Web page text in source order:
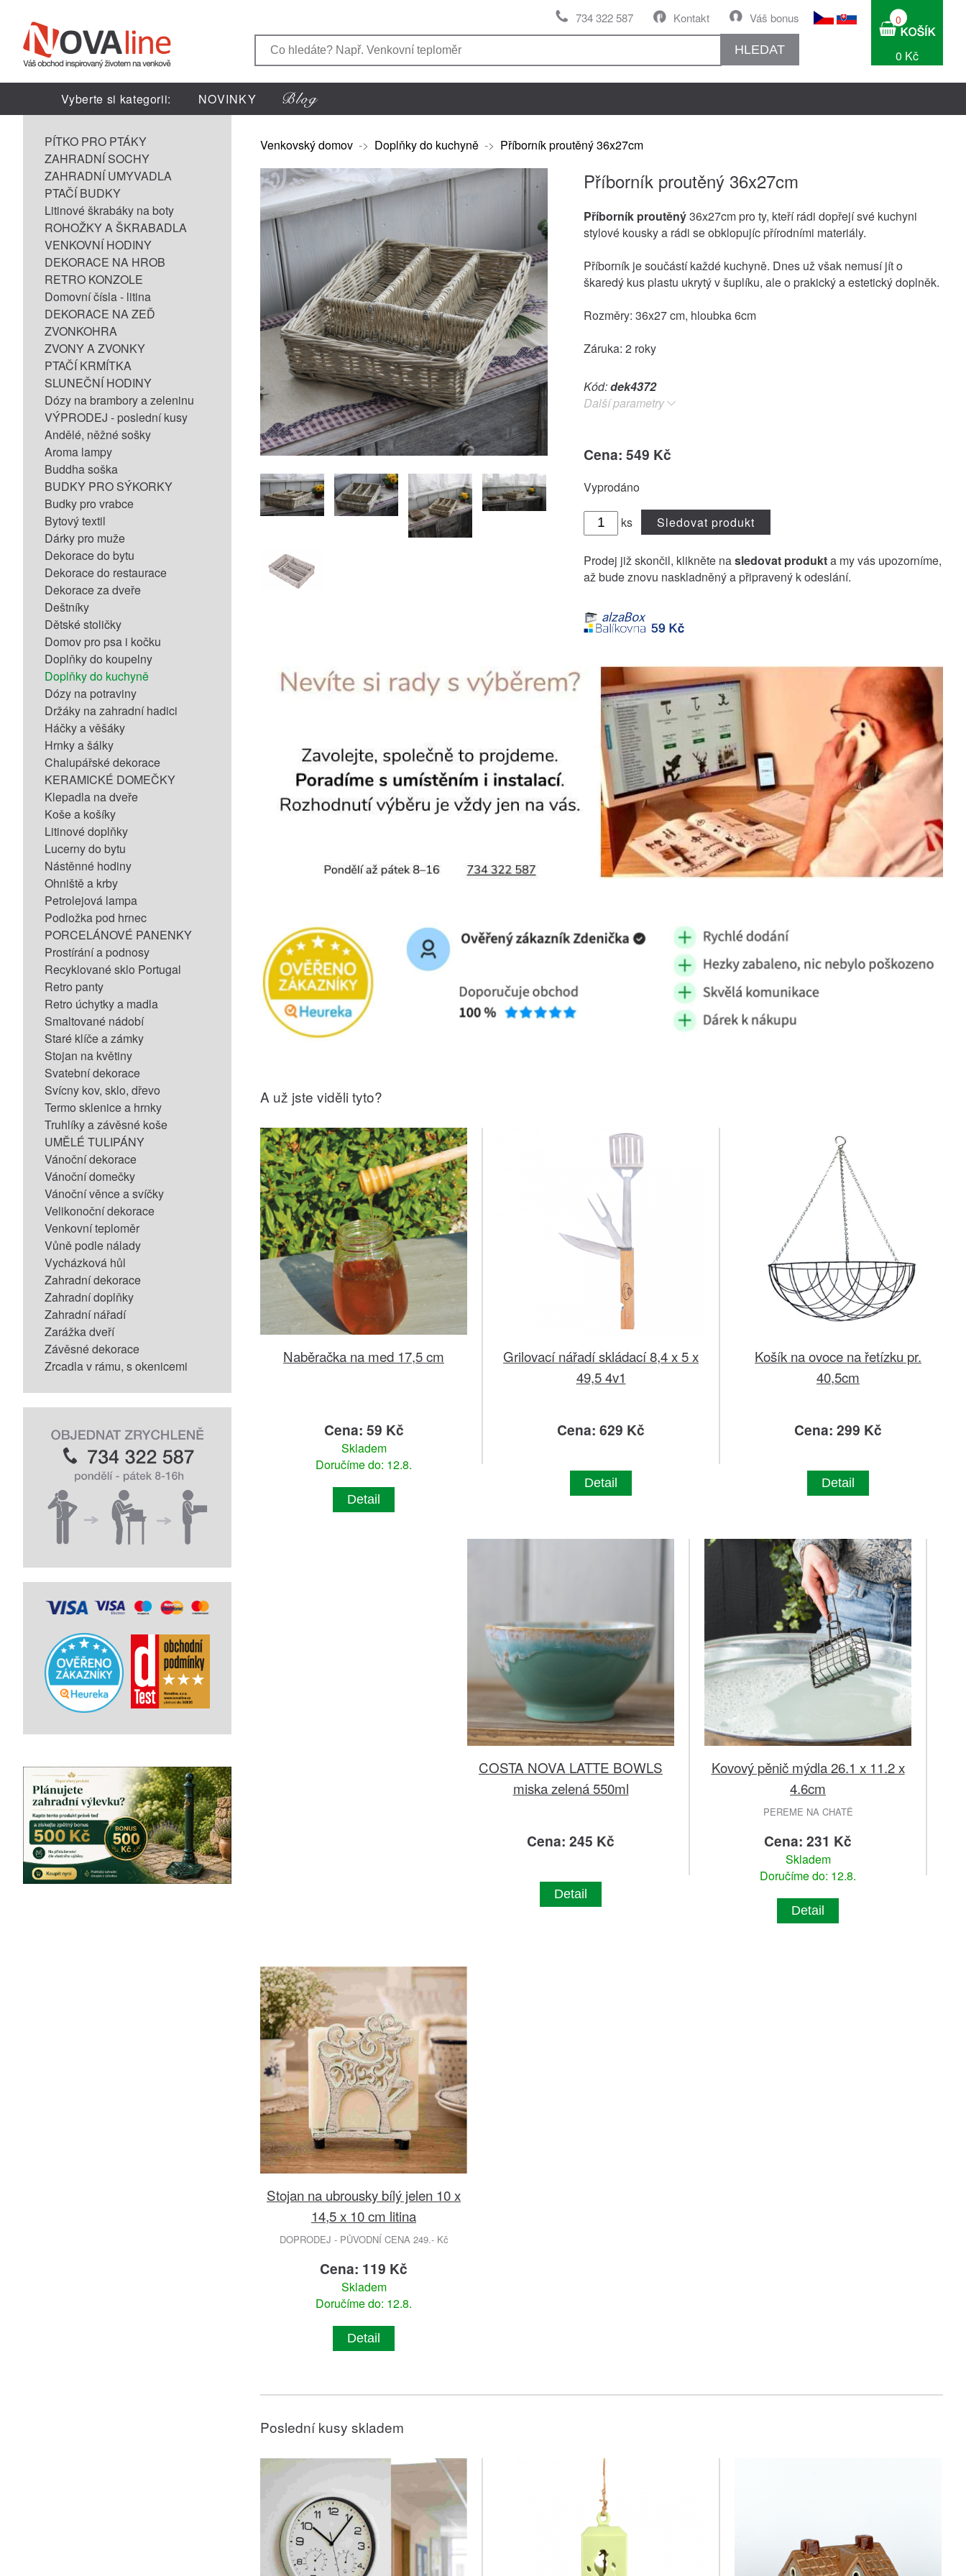
Váš bonus
Kontakt
734 322 587
HLEDAT
0
0 Kč
Vyberte si kategorii: NOVINKY
PÍTKO PRO PTÁKY
ZAHRADNÍ SOCHY
ZAHRADNÍ UMYVADLA
PTAČÍ BUDKY
Litinové škrabáky na boty
ROHOŽKY A ŠKRABADLA
VENKOVNÍ HODINY
DEKORACE NA HROB
RETRO KONZOLE
Domovní čísla - litina
DEKORACE NA ZEĎ
ZVONKOHRA
ZVONY A ZVONKY
PTAČÍ KRMÍTKA
SLUNEČNÍ HODINY
Dózy na brambory a zeleninu
VÝPRODEJ - poslední kusy
Andělé, něžné sošky
Aroma lampy
Buddha soška
BUDKY PRO SÝKORKY
Budky pro vrabce
Bytový textil
Dárky pro muže
Dekorace do bytu
Dekorace do restaurace
Dekorace za dveře
Deštníky
Dětské stoličky
Domov pro psa i kočku
Doplňky do koupelny
Doplňky do kuchyně
Dózy na potraviny
Držáky na zahradní hadici
Háčky a věšáky
Hrnky a šálky
Chalupářské dekorace
KERAMICKÉ DOMEČKY
Klepadla na dveře
Koše a košíky
Litinové doplňky
Lucerny do bytu
Nástěnné hodiny
Ohniště a krby
Petrolejová lampa
Podložka pod hrnec
PORCELÁNOVÉ PANENKY
Prostírání a podnosy
Recyklované sklo Portugal
Retro panty
Retro úchytky a madla
Smaltované nádobí
Staré klíče a zámky
Stojan na květiny
Svatební dekorace
Svícny kov, sklo, dřevo
Termo sklenice a hrnky
Truhlíky a závěsné koše
UMĚLÉ TULIPÁNY
Vánoční dekorace
Vánoční domečky
Vánoční věnce a svíčky
Velikonoční dekorace
Venkovní teploměr
Vůně podle nálady
Vycházková hůl
Zahradní dekorace
Zahradní doplňky
Zahradní nářadí
Zarážka dveří
Závěsné dekorace
Zrcadla v rámu, s okenicemi
Venkovský domov -> Doplňky do kuchyně -> Příborník proutěný 36x27cm
Příborník proutěný 36x27cm
Příborník proutěný36x27cm pro ty, kteří rádi dopřejí své kuchyni
stylové kousky a rádi se obklopujíc přírodními materiály.
Příborník je součástí každé kuchyně. Dnes už však nemusí jít o
škaredý kus plastu ukrytý v šuplíku, ale o prakický a estetický doplněk.
Rozměry: 36x27 cm, hloubka 6cm
Záruka: 2 roky
Kód:dek4372
Další parametry
Cena: 549 Kč
Vyprodáno
ks Sledovat produkt
Prodej již skončil, klikněte nasledovat produkta my vás upozorníme,
až bude znovu naskladněný a připravený k odeslání.
A už jste viděli tyto?
Naběračka na med 17,5 cm
Cena: 59 Kč
Skladem
Doručíme do: 12.8.
Detail
Grilovací nářadí skládací 8,4 x 5 x
49,5 4v1
Cena: 629 Kč
Detail
Košík na ovoce na řetízku pr.
40,5cm
Cena: 299 Kč
Detail
COSTA NOVA LATTE BOWLS
miska zelená 550ml
Cena: 245 Kč
Detail
Kovový pěnič mýdla 26.1 x 11.2 x
4.6cm
PEREME NA CHATĚ
Cena: 231 Kč
Skladem
Doručíme do: 12.8.
Detail
Stojan na ubrousky bílý jelen 10 x
14,5 x 10 cm litina
DOPRODEJ - PŮVODNÍ CENA 249.- Kč
Cena: 119 Kč
Skladem
Doručíme do: 12.8.
Detail
Poslední kusy skladem